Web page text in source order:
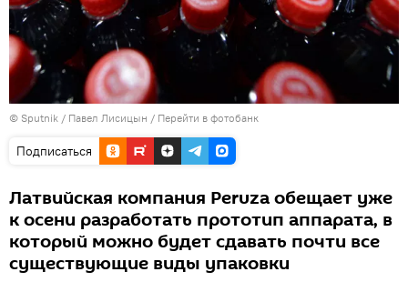
© Sputnik / Павел Лисицын / Перейти в фотобанк
Подписаться
Латвийская компания Peruza обещает уже
к осени разработать прототип аппарата, в
который можно будет сдавать почти все
существующие виды упаковки